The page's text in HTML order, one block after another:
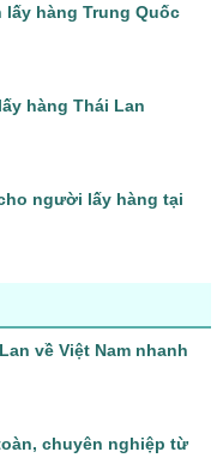
hàng Trung Quốc
hàng Thái Lan
người lấy hàng tại
về Việt Nam nhanh
chuyên nghiệp từ